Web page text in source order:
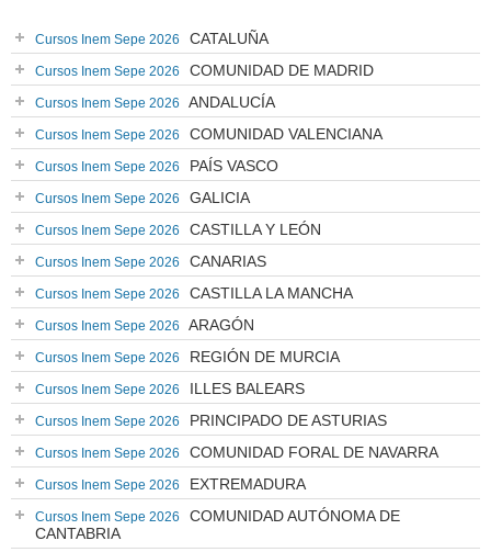
Cursos Inem Sepe 2026 CATALUÑA
Cursos Inem Sepe 2026 COMUNIDAD DE MADRID
Cursos Inem Sepe 2026 ANDALUCÍA
Cursos Inem Sepe 2026 COMUNIDAD VALENCIANA
Cursos Inem Sepe 2026 PAÍS VASCO
Cursos Inem Sepe 2026 GALICIA
Cursos Inem Sepe 2026 CASTILLA Y LEÓN
Cursos Inem Sepe 2026 CANARIAS
Cursos Inem Sepe 2026 CASTILLA LA MANCHA
Cursos Inem Sepe 2026 ARAGÓN
Cursos Inem Sepe 2026 REGIÓN DE MURCIA
Cursos Inem Sepe 2026 ILLES BALEARS
Cursos Inem Sepe 2026 PRINCIPADO DE ASTURIAS
Cursos Inem Sepe 2026 COMUNIDAD FORAL DE NAVARRA
Cursos Inem Sepe 2026 EXTREMADURA
Cursos Inem Sepe 2026
COMUNIDAD AUTÓNOMA DE
CANTABRIA